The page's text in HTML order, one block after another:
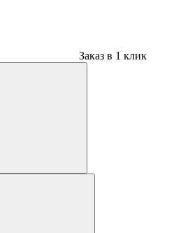
Заказ в 1 клик